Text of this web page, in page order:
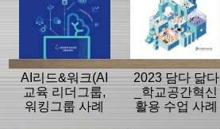
AI리드&워크(AI
교육 리더그룹,
워킹그룹 사례
2023 담다 닮다
_학교공간혁신
활용 수업 사례